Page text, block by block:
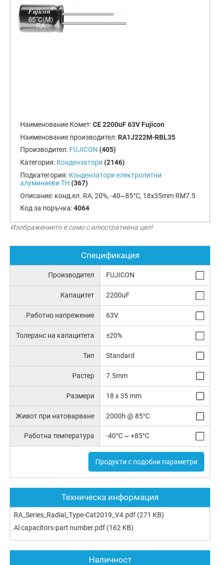
Наименование Комет:CE 2200uF 63V Fujicon
Наименование производител: RA1J222M-RBL35
Производител: FUJICON (405)
Категория: Кондензатори (2146)
Подкатегория: Кондензатори електролитни
алуминиеви TH (367)
Описание: конд.ел. RA, 20%, -40~85°C, 18x35mm RM7.5
Код за поръчка:4064
Изображението е само с илюстративна цел!
Спецификация
Производител FUJICON
Капацитет 2200uF
Работно напрежение 63V
Толеранс на капацитета ±20%
Тип Standard
Растер 7.5mm
Размери 18 x 35 mm
Живот при натоварване 2000h @ 85°C
Работна температура -40°C ~ +85°C
Продукти с подобни параметри
Техническа информация
RA_Series_Radial_Type-Cat2019_V4.pdf (271 KB)
Al capacitors-part number.pdf (162 KB)
Наличност